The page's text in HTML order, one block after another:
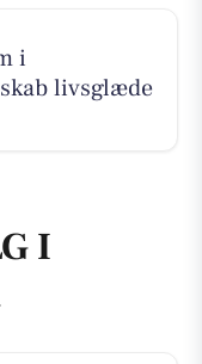
i
livsglæde
I